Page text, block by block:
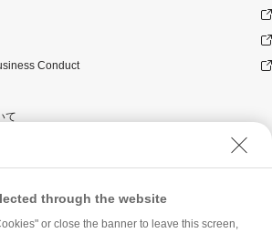
Conduct
て
through the website
or close the banner to leave this screen,